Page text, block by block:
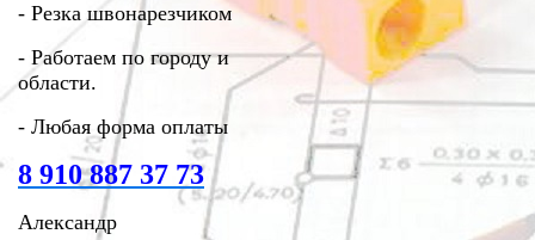
- Резка швонарезчиком
- Работаем по городу и
области.
- Любая форма оплаты
8 910 887 37 73
Александр